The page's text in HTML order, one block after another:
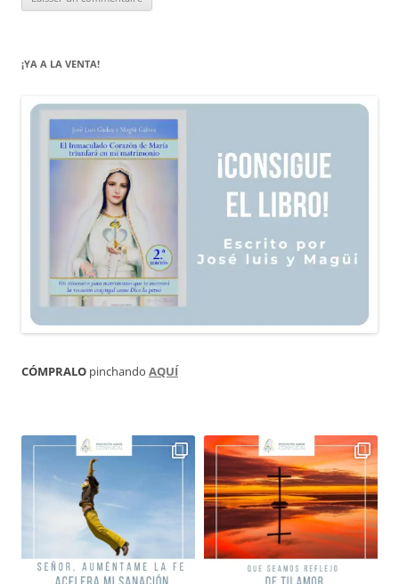
¡YA A LA VENTA!
CÓMPRALO pinchando AQUÍ